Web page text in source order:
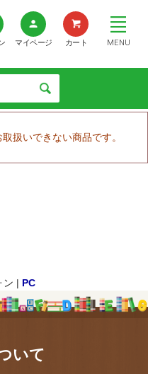
マイページ カート MENU
扱いできない商品です。
ン | PC
いて